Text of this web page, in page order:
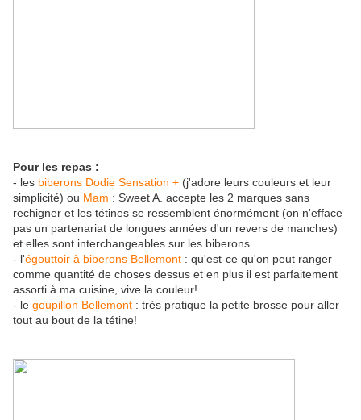
Pour les repas :
- les biberons Dodie Sensation + (j'adore leurs couleurs et leur
simplicité) ou Mam : Sweet A. accepte les 2 marques sans
rechigner et les tétines se ressemblent énormément (on n'efface
pas un partenariat de longues années d'un revers de manches)
et elles sont interchangeables sur les biberons
- l'égouttoir à biberons Bellemont : qu'est-ce qu'on peut ranger
comme quantité de choses dessus et en plus il est parfaitement
assorti à ma cuisine, vive la couleur!
- le goupillon Bellemont : très pratique la petite brosse pour aller
tout au bout de la tétine!